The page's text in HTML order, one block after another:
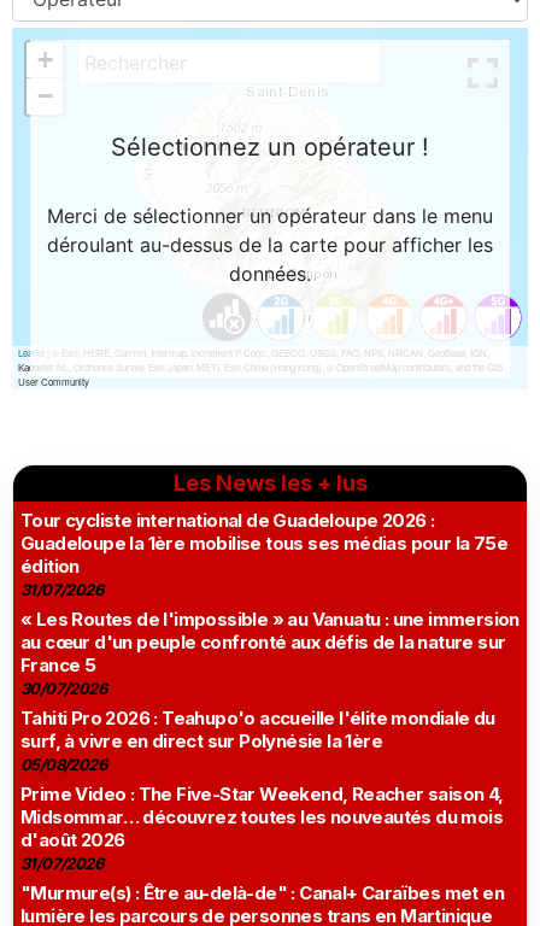
Les News les + lus
Tour cycliste international de Guadeloupe 2026 :
Guadeloupe la 1ère mobilise tous ses médias pour la 75e
édition
31/07/2026
« Les Routes de l'impossible » au Vanuatu : une immersion
au cœur d'un peuple confronté aux défis de la nature sur
France 5
30/07/2026
Tahiti Pro 2026 : Teahupo'o accueille l'élite mondiale du
surf, à vivre en direct sur Polynésie la 1ère
05/08/2026
Prime Video : The Five-Star Weekend, Reacher saison 4,
Midsommar… découvrez toutes les nouveautés du mois
d'août 2026
31/07/2026
"Murmure(s) : Être au-delà-de" : Canal+ Caraïbes met en
lumière les parcours de personnes trans en Martinique